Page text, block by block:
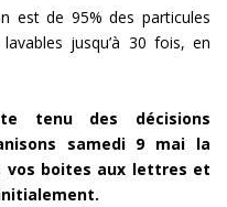
est de 95% des particules
jusqu’à 30 fois, en
tenu des décisions
samedi 9 mai la
vos boites aux lettres et